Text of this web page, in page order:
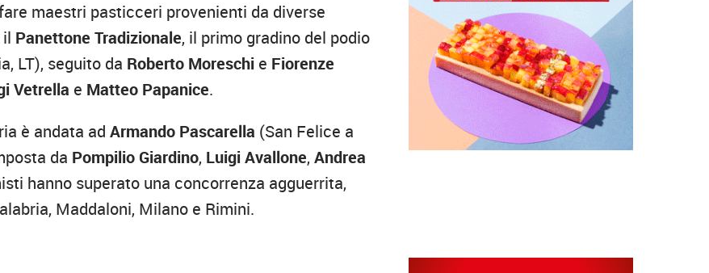
maestri pasticceri provenienti da diverse
Panettone Tradizionale, il primo gradino del podio
LT), seguito da Roberto Moreschi e Fiorenze
Vetrella e Matteo Papanice.
è andata adArmando Pascarella (San Felice a
da Pompilio Giardino, Luigi Avallone,Andrea
hanno superato una concorrenza agguerrita,
Maddaloni, Milano e Rimini.